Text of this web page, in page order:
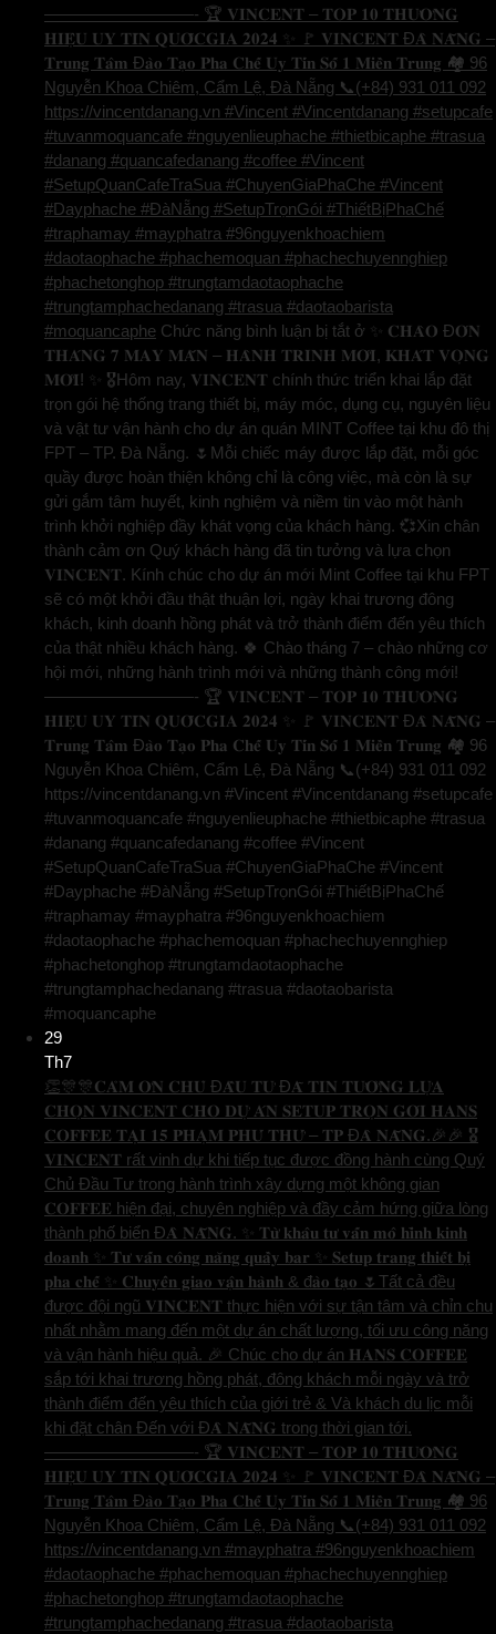
—————————- 🏆 𝐕𝐈𝐍𝐂𝐄𝐍𝐓 – 𝐓𝐎𝐏 𝟏𝟎 𝐓𝐇𝐔̛𝐎̛𝐍𝐆
𝐇𝐈𝐄̣̂𝐔 𝐔𝐘 𝐓𝐈́𝐍 𝐐𝐔𝐎̂́𝐂𝐆𝐈𝐀 𝟐𝟎𝟐𝟒 ✨ 🚩 𝐕𝐈𝐍𝐂𝐄𝐍𝐓 Đ𝐀̀ 𝐍𝐀̆̃𝐍𝐆 –
𝐓𝐫𝐮𝐧𝐠 𝐓𝐚̂𝐦 Đ𝐚̀𝐨 𝐓𝐚̣𝐨 𝐏𝐡𝐚 𝐂𝐡𝐞̂́ 𝐔𝐲 𝐓𝐢́𝐧 𝐒𝐨̂́ 𝟏 𝐌𝐢𝐞̂̀𝐧 𝐓𝐫𝐮𝐧𝐠 🏘️ 96
Nguyễn Khoa Chiêm, Cẩm Lệ, Đà Nẵng 📞(+84) 931 011 092
https://vincentdanang.vn #Vincent #Vincentdanang #setupcafe
#tuvanmoquancafe #nguyenlieuphache #thietbicaphe #trasua
#danang #quancafedanang #coffee #Vincent
#SetupQuanCafeTraSua #ChuyenGiaPhaChe #Vincent
#Dayphache #ĐàNẵng #SetupTrọnGói #ThiếtBịPhaChế
#traphamay #mayphatra #96nguyenkhoachiem
#daotaophache #phachemoquan #phachechuyennghiep
#phachetonghop #trungtamdaotaophache
#trungtamphachedanang #trasua #daotaobarista
#moquancaphe Chức năng bình luận bị tắt ở ✨ 𝐂𝐇𝐀̀𝐎 Đ𝐎́𝐍
𝐓𝐇𝐀́𝐍𝐆 𝟕 𝐌𝐀𝐘 𝐌𝐀̆́𝐍 – 𝐇𝐀̀𝐍𝐇 𝐓𝐑𝐈̀𝐍𝐇 𝐌𝐎̛́𝐈, 𝐊𝐇𝐀́𝐓 𝐕𝐎̣𝐍𝐆
𝐌𝐎̛́𝐈! ✨ 🎖️Hôm nay, 𝐕𝐈𝐍𝐂𝐄𝐍𝐓 chính thức triển khai lắp đặt
trọn gói hệ thống trang thiết bị, máy móc, dụng cụ, nguyên liệu
và vật tư vận hành cho dự án quán MINT Coffee tại khu đô thị
FPT – TP. Đà Nẵng. 🌷Mỗi chiếc máy được lắp đặt, mỗi góc
quầy được hoàn thiện không chỉ là công việc, mà còn là sự
gửi gắm tâm huyết, kinh nghiệm và niềm tin vào một hành
trình khởi nghiệp đầy khát vọng của khách hàng. 💞Xin chân
thành cảm ơn Quý khách hàng đã tin tưởng và lựa chọn
𝐕𝐈𝐍𝐂𝐄𝐍𝐓. Kính chúc cho dự án mới Mint Coffee tại khu FPT
sẽ có một khởi đầu thật thuận lợi, ngày khai trương đông
khách, kinh doanh hồng phát và trở thành điểm đến yêu thích
của thật nhiều khách hàng. 🍀 Chào tháng 7 – chào những cơ
hội mới, những hành trình mới và những thành công mới!
—————————- 🏆 𝐕𝐈𝐍𝐂𝐄𝐍𝐓 – 𝐓𝐎𝐏 𝟏𝟎 𝐓𝐇𝐔̛𝐎̛𝐍𝐆
𝐇𝐈𝐄̣̂𝐔 𝐔𝐘 𝐓𝐈́𝐍 𝐐𝐔𝐎̂́𝐂𝐆𝐈𝐀 𝟐𝟎𝟐𝟒 ✨ 🚩 𝐕𝐈𝐍𝐂𝐄𝐍𝐓 Đ𝐀̀ 𝐍𝐀̆̃𝐍𝐆 –
𝐓𝐫𝐮𝐧𝐠 𝐓𝐚̂𝐦 Đ𝐚̀𝐨 𝐓𝐚̣𝐨 𝐏𝐡𝐚 𝐂𝐡𝐞̂́ 𝐔𝐲 𝐓𝐢́𝐧 𝐒𝐨̂́ 𝟏 𝐌𝐢𝐞̂̀𝐧 𝐓𝐫𝐮𝐧𝐠 🏘️ 96
Nguyễn Khoa Chiêm, Cẩm Lệ, Đà Nẵng 📞(+84) 931 011 092
https://vincentdanang.vn #Vincent #Vincentdanang #setupcafe
#tuvanmoquancafe #nguyenlieuphache #thietbicaphe #trasua
#danang #quancafedanang #coffee #Vincent
#SetupQuanCafeTraSua #ChuyenGiaPhaChe #Vincent
#Dayphache #ĐàNẵng #SetupTrọnGói #ThiếtBịPhaChế
#traphamay #mayphatra #96nguyenkhoachiem
#daotaophache #phachemoquan #phachechuyennghiep
#phachetonghop #trungtamdaotaophache
#trungtamphachedanang #trasua #daotaobarista
#moquancaphe
29
Th7
👏🎊🎊𝐂𝐀̉𝐌 𝐎̛𝐍 𝐂𝐇𝐔̉ Đ𝐀̂̀𝐔 𝐓𝐔̛ Đ𝐀̃ 𝐓𝐈𝐍 𝐓𝐔̛𝐎̛̉𝐍𝐆 𝐋𝐔̛̣𝐀
𝐂𝐇𝐎̣𝐍 𝐕𝐈𝐍𝐂𝐄𝐍𝐓 𝐂𝐇𝐎 𝐃𝐔̛̣ 𝐀́𝐍 𝐒𝐄𝐓𝐔𝐏 𝐓𝐑𝐎̣𝐍 𝐆𝐎́𝐈 𝐇𝐀𝐍𝐒
𝐂𝐎𝐅𝐅𝐄𝐄 𝐓𝐀̣𝐈 𝟏𝟓 𝐏𝐇𝐀̣𝐌 𝐏𝐇𝐔́ 𝐓𝐇𝐔̛́ – 𝐓𝐏 Đ𝐀̀ 𝐍𝐀̆̃𝐍𝐆.🎉🎉 🎖️
𝐕𝐈𝐍𝐂𝐄𝐍𝐓 rất vinh dự khi tiếp tục được đồng hành cùng Quý
Chủ Đầu Tư trong hành trình xây dựng một không gian
𝐂𝐎𝐅𝐅𝐄𝐄 hiện đại, chuyên nghiệp và đầy cảm hứng giữa lòng
thành phố biển Đ𝐀̀ 𝐍𝐀̆̃𝐍𝐆. ✨ 𝐓𝐮̛̀ 𝐤𝐡𝐚̂𝐮 𝐭𝐮̛ 𝐯𝐚̂́𝐧 𝐦𝐨̂ 𝐡𝐢̀𝐧𝐡 𝐤𝐢𝐧𝐡
𝐝𝐨𝐚𝐧𝐡 ✨ 𝐓𝐮̛ 𝐯𝐚̂́𝐧 𝐜𝐨̂𝐧𝐠 𝐧𝐚̆𝐧𝐠 𝐪𝐮𝐚̂̀𝐲 𝐛𝐚𝐫 ✨ 𝐒𝐞𝐭𝐮𝐩 𝐭𝐫𝐚𝐧𝐠 𝐭𝐡𝐢𝐞̂́𝐭 𝐛𝐢̣
𝐩𝐡𝐚 𝐜𝐡𝐞̂́ ✨ 𝐂𝐡𝐮𝐲𝐞̂̉𝐧 𝐠𝐢𝐚𝐨 𝐯𝐚̣̂𝐧 𝐡𝐚̀𝐧𝐡 & đ𝐚̀𝐨 𝐭𝐚̣𝐨 🌷Tất cả đều
được đội ngũ 𝐕𝐈𝐍𝐂𝐄𝐍𝐓 thực hiện với sự tận tâm và chỉn chu
nhất nhằm mang đến một dự án chất lượng, tối ưu công năng
và vận hành hiệu quả. 🎉 Chúc cho dự án 𝐇𝐀𝐍𝐒 𝐂𝐎𝐅𝐅𝐄𝐄
sắp tới khai trương hồng phát, đông khách mỗi ngày và trở
thành điểm đến yêu thích của giới trẻ & Và khách du lịc mỗi
khi đặt chân Đến với Đ𝐀̀ 𝐍𝐀̆̃𝐍𝐆 trong thời gian tới.
—————————- 🏆 𝐕𝐈𝐍𝐂𝐄𝐍𝐓 – 𝐓𝐎𝐏 𝟏𝟎 𝐓𝐇𝐔̛𝐎̛𝐍𝐆
𝐇𝐈𝐄̣̂𝐔 𝐔𝐘 𝐓𝐈́𝐍 𝐐𝐔𝐎̂́𝐂𝐆𝐈𝐀 𝟐𝟎𝟐𝟒 ✨ 🚩 𝐕𝐈𝐍𝐂𝐄𝐍𝐓 Đ𝐀̀ 𝐍𝐀̆̃𝐍𝐆 –
𝐓𝐫𝐮𝐧𝐠 𝐓𝐚̂𝐦 Đ𝐚̀𝐨 𝐓𝐚̣𝐨 𝐏𝐡𝐚 𝐂𝐡𝐞̂́ 𝐔𝐲 𝐓𝐢́𝐧 𝐒𝐨̂́ 𝟏 𝐌𝐢𝐞̂̀𝐧 𝐓𝐫𝐮𝐧𝐠 🏘️ 96
Nguyễn Khoa Chiêm, Cẩm Lệ, Đà Nẵng 📞(+84) 931 011 092
https://vincentdanang.vn #mayphatra #96nguyenkhoachiem
#daotaophache #phachemoquan #phachechuyennghiep
#phachetonghop #trungtamdaotaophache
#trungtamphachedanang #trasua #daotaobarista